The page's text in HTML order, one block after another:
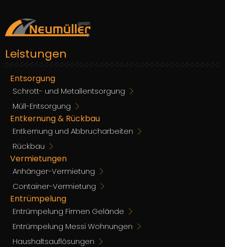
Leistungen
Entsorgung
Schrott- und Metallentsorgung
Müll-Entsorgung
Entkernung & Rückbau
Entkernung und Abbrucharbeiten
Rückbau
Vermietungen
Anhänger-Vermietung
Container-Vermietung
Entrümpelung
Entrümpelung Firmen Gelände
Entrümpelung Messi Wohnungen
Haushaltsauflösungen